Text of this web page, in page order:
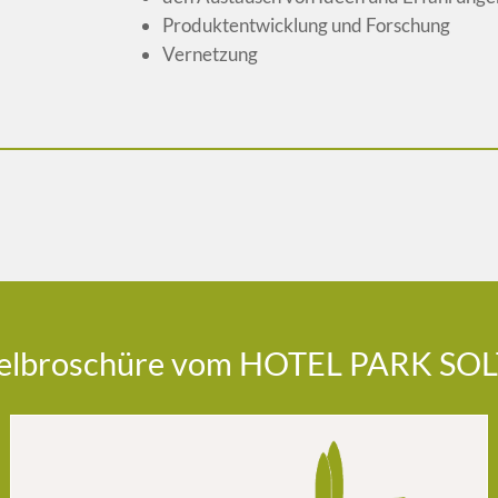
Produktentwicklung und Forschung
Vernetzung
vom HOTEL PARK